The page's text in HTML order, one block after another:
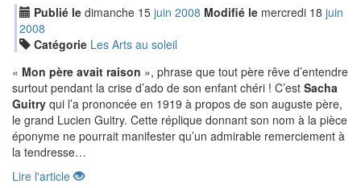
Publié le dimanche 15 juin 2008 Modifié le mercredi 18 juin
2008
Catégorie Les Arts au soleil
« Mon père avait raison », phrase que tout père rêve d’entendre
surtout pendant la crise d’ado de son enfant chéri ! C’est Sacha
Guitry qui l’a prononcée en 1919 à propos de son auguste père,
le grand Lucien Guitry. Cette réplique donnant son nom à la pièce
éponyme ne pourrait manifester qu’un admirable remerciement à
la tendresse…
Lire l'article